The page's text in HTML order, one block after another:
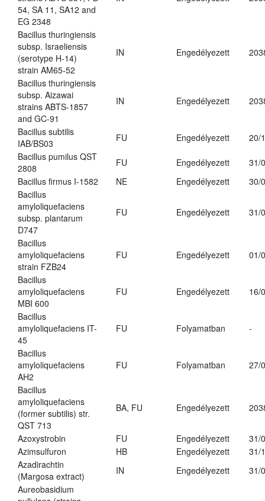
54, SA 11, SA12 and
EG 2348
Bacillus thuringiensis
subsp. Israeliensis
(serotype H-14)
strain AM65-52
IN Engedélyezett
Bacillus thuringiensis
subsp. Aizawai
strains ABTS-1857
and GC-91
IN Engedélyezett
Bacillus subtilis
IAB/BS03
FU Engedélyezett
20/
Bacillus pumilus QST
2808
FU Engedélyezett
31/
Bacillus firmus I-1582
NE Engedélyezett
30/
Bacillus
amyloliquefaciens
subsp. plantarum
D747
FU Engedélyezett 31/
Bacillus
amyloliquefaciens
strain FZB24
FU Engedélyezett 01/
Bacillus
amyloliquefaciens
MBI 600
FU Engedélyezett 16/
Bacillus
amyloliquefaciens IT-
45
FU Folyamatban -
Bacillus
amyloliquefaciens
AH2
FU Folyamatban 27/
Bacillus
amyloliquefaciens
(former subtilis) str.
QST 713
BA, FU Engedélyezett
Azoxystrobin FU Engedélyezett
31/
Azimsulfuron
HB Engedélyezett
31/
Azadirachtin
(Margosa extract)
IN Engedélyezett
31/
Aureobasidium